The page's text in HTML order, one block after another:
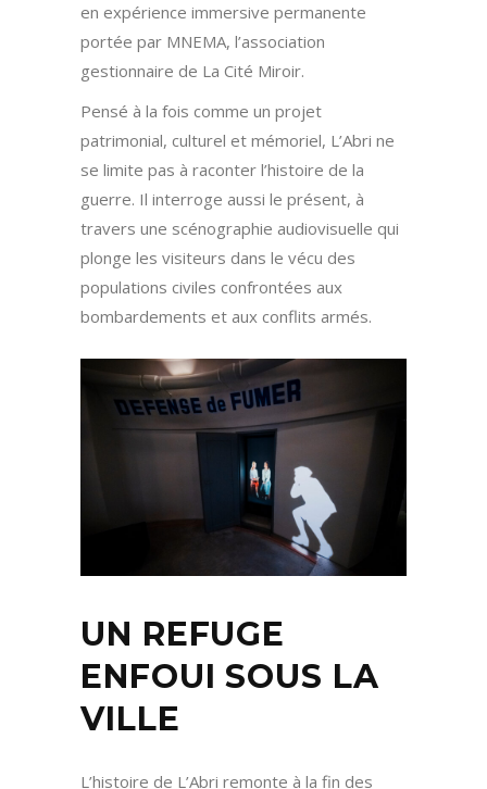
en expérience immersive permanente
portée par MNEMA, l’association
gestionnaire de La Cité Miroir.
Pensé à la fois comme un projet
patrimonial, culturel et mémoriel, L’Abri ne
se limite pas à raconter l’histoire de la
guerre. Il interroge aussi le présent, à
travers une scénographie audiovisuelle qui
plonge les visiteurs dans le vécu des
populations civiles confrontées aux
bombardements et aux conflits armés.
UN REFUGE
ENFOUI SOUS LA
VILLE
L’histoire de L’Abri remonte à la fin des